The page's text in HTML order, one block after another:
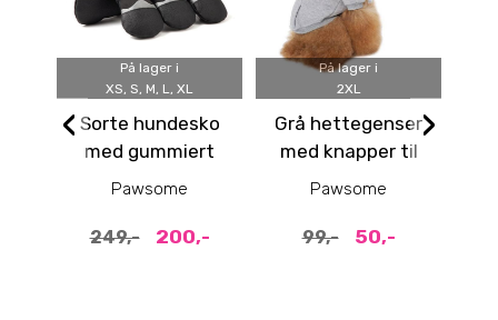
På lager i
XS, S, M, L, XL
Sorte hundesko
med gummiert
såle og
Pawsome
249,- 200,-
På lager i
2XL
Grå hettegenser
med knapper til
hund (rygg: 40cm)
Pawsome
99,- 50,-
‹ ›